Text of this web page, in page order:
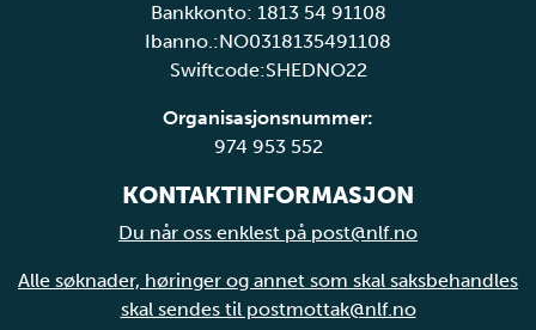
Bankkonto: 1813 54 91108
Ibanno.:NO0318135491108
Swiftcode:SHEDNO22
Organisasjonsnummer:
974 953 552
KONTAKTINFORMASJON
Du når oss enklest på post@nlf.no
Alle søknader, høringer og annet som skal saksbehandles
skal sendes til postmottak@nlf.no